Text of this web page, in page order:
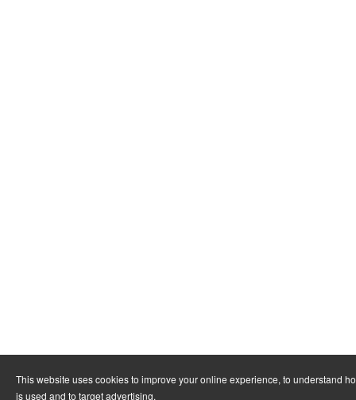
This website uses cookies to improve your online experience, to understand
is used and to target advertising.